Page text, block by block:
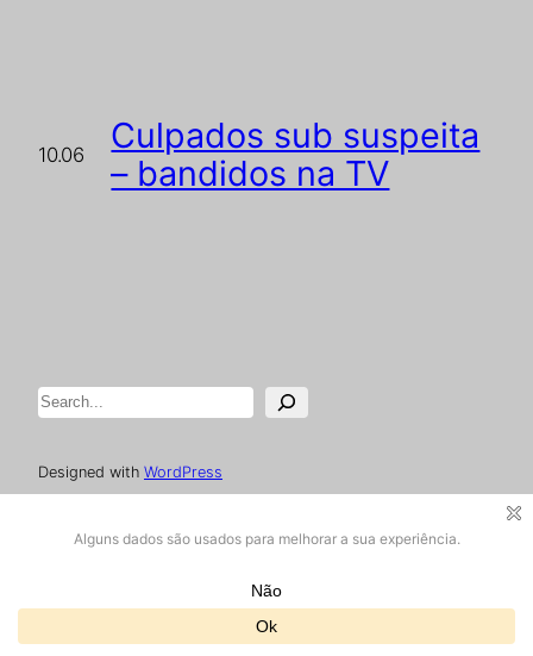
10.06
Culpados sub suspeita
– bandidos na TV
Pesquisar
Designed with WordPress